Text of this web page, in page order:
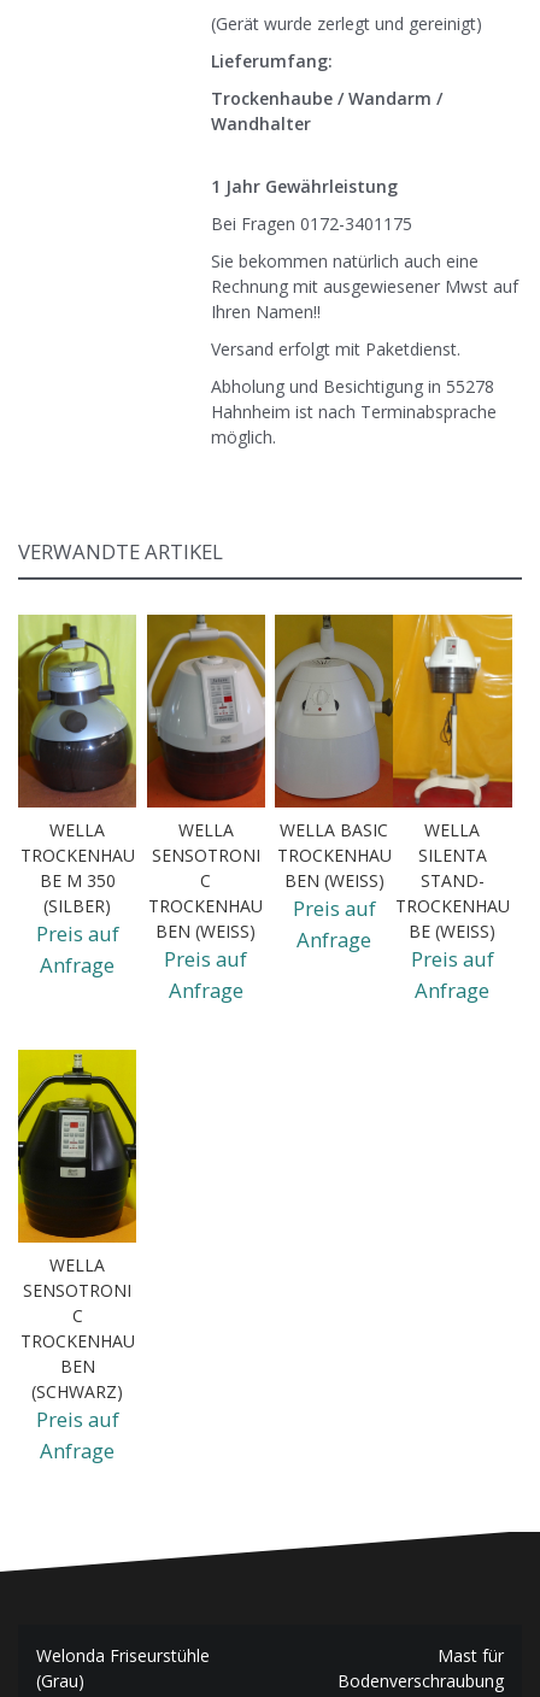
(Gerät wurde zerlegt und gereinigt)
Lieferumfang:
Trockenhaube / Wandarm /
Wandhalter
1 Jahr Gewährleistung
Bei Fragen 0172-3401175
Sie bekommen natürlich auch eine
Rechnung mit ausgewiesener Mwst auf
Ihren Namen!!
Versand erfolgt mit Paketdienst.
Abholung und Besichtigung in 55278
Hahnheim ist nach Terminabsprache
möglich.
VERWANDTE ARTIKEL
WELLA
TROCKENHAU
BE M 350
(SILBER)
Preis auf
Anfrage
WELLA
SENSOTRONI
C
TROCKENHAU
BEN (WEISS)
Preis auf
Anfrage
WELLA BASIC
TROCKENHAU
BEN (WEISS)
Preis auf
Anfrage
WELLA
SILENTA
STAND-
TROCKENHAU
BE (WEISS)
Preis auf
Anfrage
WELLA
SENSOTRONI
C
TROCKENHAU
BEN
(SCHWARZ)
Preis auf
Anfrage
Beitragsnavigation
Welonda Friseurstühle
(Grau)
Mast für
Bodenverschraubung